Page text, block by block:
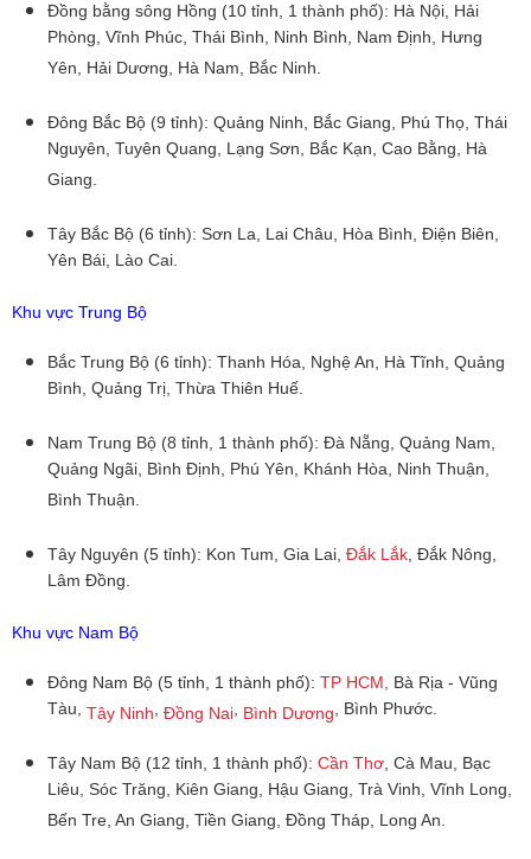
Đồng bằng sông Hồng (10 tỉnh, 1 thành phố): Hà Nội, Hải
Phòng, Vĩnh Phúc, Thái Bình, Ninh Bình, Nam Định, Hưng
Yên, Hải Dương, Hà Nam, Bắc Ninh.
Đông Bắc Bộ (9 tỉnh): Quảng Ninh, Bắc Giang, Phú Thọ, Thái
Nguyên, Tuyên Quang, Lạng Sơn, Bắc Kạn, Cao Bằng, Hà
Giang.
Tây Bắc Bộ (6 tỉnh): Sơn La, Lai Châu, Hòa Bình, Điện Biên,
Yên Bái, Lào Cai.
Khu vực Trung Bộ
Bắc Trung Bộ (6 tỉnh): Thanh Hóa, Nghệ An, Hà Tĩnh, Quảng
Bình, Quảng Trị, Thừa Thiên Huế.
Nam Trung Bộ (8 tỉnh, 1 thành phố): Đà Nẵng, Quảng Nam,
Quảng Ngãi, Bình Định, Phú Yên, Khánh Hòa, Ninh Thuận,
Bình Thuận.
Tây Nguyên (5 tỉnh): Kon Tum, Gia Lai, Đắk Lắk , Đắk Nông,
Lâm Đồng.
Khu vực Nam Bộ
Đông Nam Bộ (5 tỉnh, 1 thành phố): TP HCM, Bà Rịa - Vũng
Tàu, Tây Ninh, Đồng Nai, Bình Dương, Bình Phước.
Tây Nam Bộ (12 tỉnh, 1 thành phố): Cần Thơ , Cà Mau, Bạc
Liêu, Sóc Trăng, Kiên Giang, Hậu Giang, Trà Vinh, Vĩnh Long,
Bến Tre, An Giang, Tiền Giang, Đồng Tháp, Long An.